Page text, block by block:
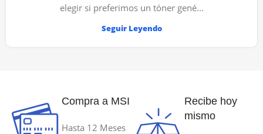
elegir si preferimos un tóner gené...
Seguir Leyendo
Compra a MSI
Hasta 12 Meses
Recibe hoy
mismo